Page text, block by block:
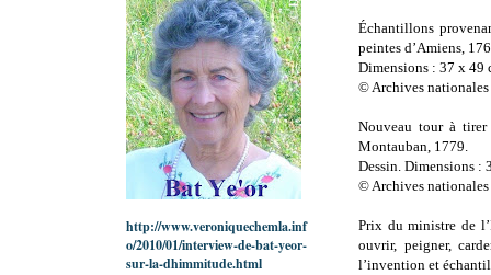
Échantillons
peintes d’Amiens,
Dimensions : 37 x 49
© Archives
Nouveau tour à tirer
Montauban, 1779.
Dessin. Dimensions :
© Archives
Prix du ministre de
ouvrir, peigner,
l’invention et
http://www.veroniquechemla.inf
o/2010/01/interview-de-bat-yeor-
sur-la-dhimmitude.html